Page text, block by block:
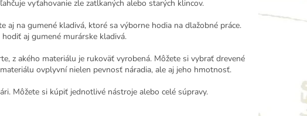
v
k
v
p
vyťahovanie zle zatĺkaných alebo starých klincov.
na gumené kladivá, ktoré sa výborne hodia na dlažobné práce.
aj gumené murárske kladivá.
z akého materiálu je rukoväť vyrobená. Môžete si vybrať drevené
ovplyvní nielen pevnosť náradia, ale aj jeho hmotnosť.
Môžete si kúpiť jednotlivé nástroje alebo celé súpravy.